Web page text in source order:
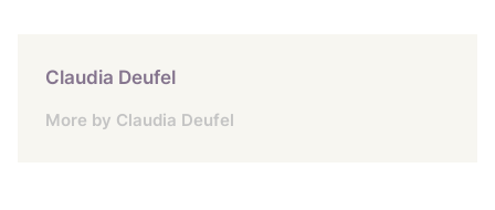
Claudia Deufel
More by Claudia Deufel